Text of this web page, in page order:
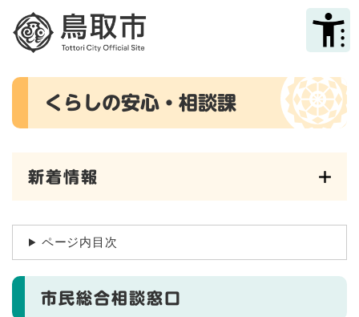
メニューを飛ばして本文へ
本
くらしの安心・相談課
新着情報
ページ内目次
市民総合相談窓口